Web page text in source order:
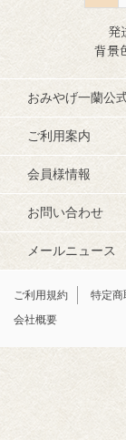
発
背景
おみやげ一蘭公
ご利用案内
会員様情報
お問い合わせ
メールニュース
ご利用規約 特定商
会社概要